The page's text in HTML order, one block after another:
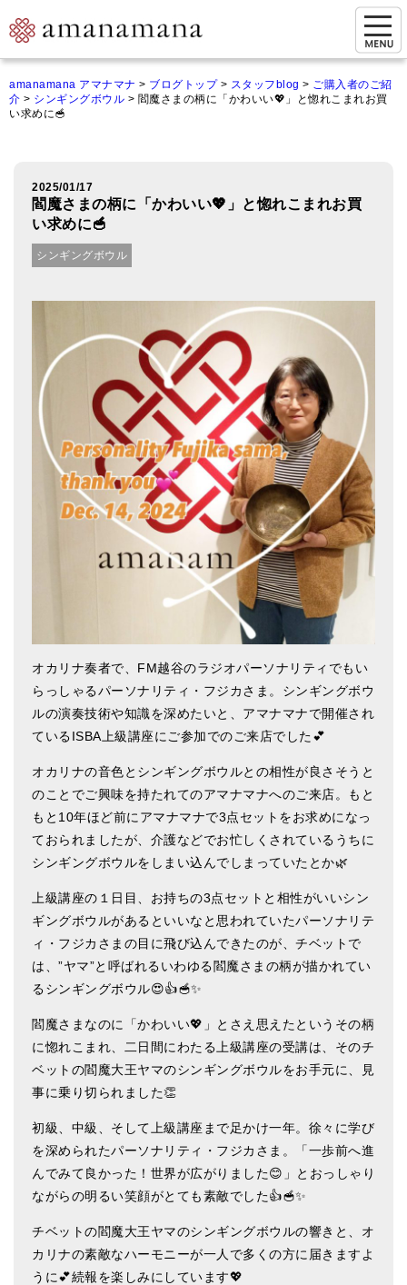
マイページ
ご来店&購入
オンライン相談&購入
シンギングボウル講座
オンラインショップ
カートを見る
商品一覧
アマナマナのシンギングボウル
チベット・シンギングボウル
新・鍛造スペシャル
マンダラ彫（黒・渋金）
スティック・マレット・リング（台座）
アマナマナのティンシャ
プレミアム・ティンシャ（L・M）
ベーシック・ティンシャ（4種）
ティンシャケース
お香定期購入（ラクとくサブスク）
チベット高僧のオラクルカード
ベル＆ドルジェ
シンギングボウル入門本・CD
アウトレット
オリジナルグッズ
神々とつながるジュエリー
ヒーリング・マンダラポスター
ロゴステッカー・ポストカード各種
亡命チベット人尼僧のお守り・チャーム
チベット・マントラ・ヒーリングCD
amanamana アマナマナ > ブログトップ> スタッフblog > ご購入者のご紹
介 > シンギングボウル > 閻魔さまの柄に「かわいい💖」と惚れこまれお買
い求めに🥣
2025/01/17
閻魔さまの柄に「かわいい💖」と惚れこまれお買
い求めに🥣
シンギングボウル
オカリナ奏者で、FM越谷のラジオパーソナリティでもい
らっしゃるパーソナリティ・フジカさま。シンギングボウ
ルの演奏技術や知識を深めたいと、アマナマナで開催され
ているISBA上級講座にご参加でのご来店でした💕
オカリナの音色とシンギングボウルとの相性が良さそうと
のことでご興味を持たれてのアマナマナへのご来店。もと
もと10年ほど前にアマナマナで3点セットをお求めになっ
ておられましたが、介護などでお忙しくされているうちに
シンギングボウルをしまい込んでしまっていたとか🌿
上級講座の１日目、お持ちの3点セットと相性がいいシン
ギングボウルがあるといいなと思われていたパーソナリテ
ィ・フジカさまの目に飛び込んできたのが、チベットで
は、”ヤマ”と呼ばれるいわゆる閻魔さまの柄が描かれてい
るシンギングボウル😍👍🥣✨
閻魔さまなのに「かわいい💖」とさえ思えたというその柄
に惚れこまれ、二日間にわたる上級講座の受講は、そのチ
ベットの閻魔大王ヤマのシンギングボウルをお手元に、見
事に乗り切られました👏
初級、中級、そして上級講座まで足かけ一年。徐々に学び
を深められたパーソナリティ・フジカさま。「一歩前へ進
んでみて良かった！世界が広がりました😊」とおっしゃり
ながらの明るい笑顔がとても素敵でした👍🥣✨
チベットの閻魔大王ヤマのシンギングボウルの響きと、オ
カリナの素敵なハーモニーが一人で多くの方に届きますよ
うに💕続報を楽しみにしています💖